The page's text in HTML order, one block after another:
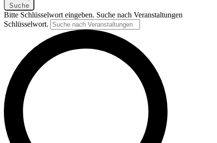
Suche
Bitte Schlüsselwort eingeben. Suche nach Veranstaltungen
Schlüsselwort.